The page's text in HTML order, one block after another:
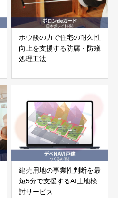
ホウ酸の力で住宅の耐久性
向上を支援する防腐・防蟻
処理工法
ボレイト株式会社
建売用地の事業性判断を最
短5分で支援するAI土地検
討サービス